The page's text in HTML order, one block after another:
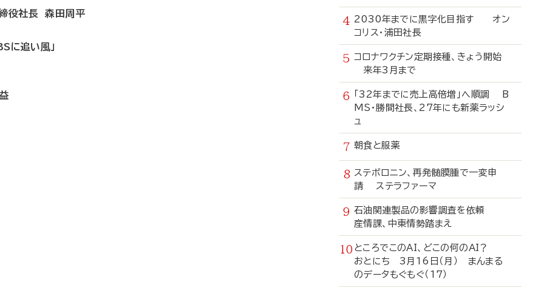
締役社長 森田周平
に追い風」
2030年までに黒字化目指す オン
コリス・浦田社長
コロナワクチン定期接種、きょう開始
来年3月まで
「32年までに売上高倍増」へ順調 B
MS・勝間社長、27年にも新薬ラッシ
ュ
朝食と服薬
ステボロニン、再発髄膜腫で一変申
請 ステラファーマ
石油関連製品の影響調査を依頼
産情課、中東情勢踏まえ
ところでこのAI、どこの何のAI？
おとにち 3月16日（月） まんまる
のデータもぐもぐ（17）